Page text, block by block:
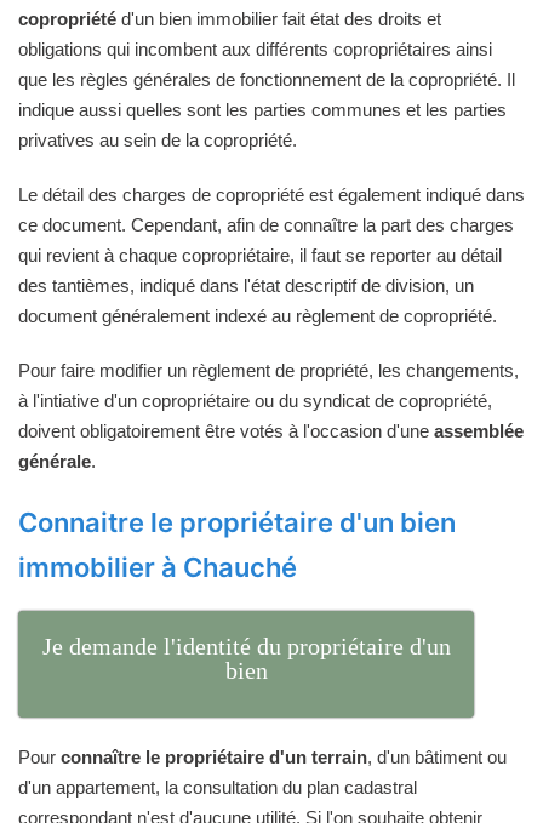
copropriété d'un bien immobilier fait état des droits et
obligations qui incombent aux différents copropriétaires ainsi
que les règles générales de fonctionnement de la copropriété. Il
indique aussi quelles sont les parties communes et les parties
privatives au sein de la copropriété.
Le détail des charges de copropriété est également indiqué dans
ce document. Cependant, afin de connaître la part des charges
qui revient à chaque copropriétaire, il faut se reporter au détail
des tantièmes, indiqué dans l'état descriptif de division, un
document généralement indexé au règlement de copropriété.
Pour faire modifier un règlement de propriété, les changements,
à l'intiative d'un copropriétaire ou du syndicat de copropriété,
doivent obligatoirement être votés à l'occasion d'une assemblée
générale.
Connaitre le propriétaire d'un bien
immobilier à Chauché
Je demande l'identité du propriétaire d'un
bien
Pour connaître le propriétaire d'un terrain, d'un bâtiment ou
d'un appartement, la consultation du plan cadastral
correspondant n'est d'aucune utilité. Si l'on souhaite obtenir